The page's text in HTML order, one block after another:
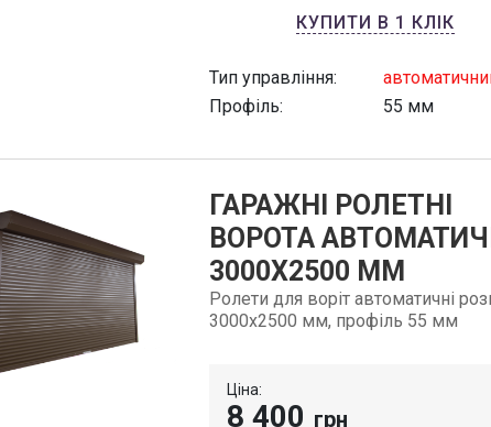
КУПИТИ В 1 КЛІК
Тип управління:
Профіль:
55 мм
ГАРАЖНІ РОЛЕТНІ
ВОРОТА
3000Х2500 ММ
Ролети для воріт автоматичні
3000х2500 мм, профіль 55 мм
Ціна:
8 400 грн